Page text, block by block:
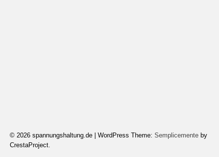
© 2026 spannungshaltung.de WordPress Theme: Semplicemente by
CrestaProject.